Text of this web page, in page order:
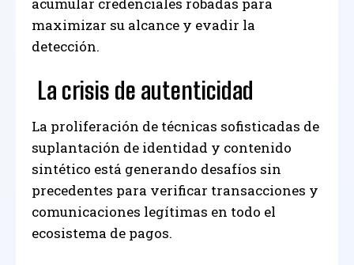
acumular credenciales robadas para
maximizar su alcance y evadir la
detección.
La crisis de autenticidad
La proliferación de técnicas sofisticadas de
suplantación de identidad y contenido
sintético está generando desafíos sin
precedentes para verificar transacciones y
comunicaciones legítimas en todo el
ecosistema de pagos.